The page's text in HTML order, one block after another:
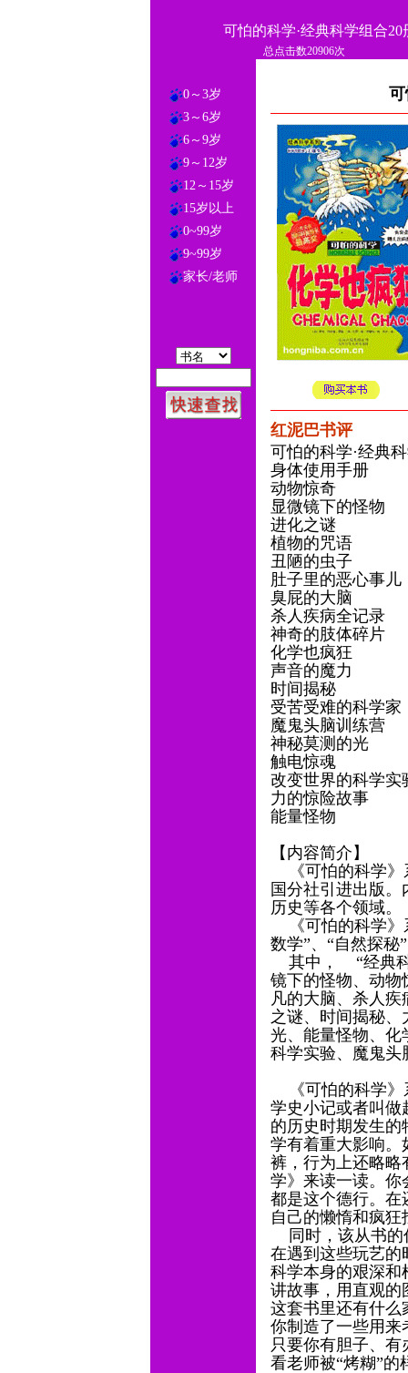
可怕的科学·经典科学组合20
总点击数20906次
0～3岁
3～6岁
6～9岁
9～12岁
12～15岁
15岁以上
0~99岁
9~99岁
家长/老师
可
红泥巴书评
可怕的科学·经典
身体使用手册
动物惊奇
显微镜下的怪物
进化之谜
植物的咒语
丑陋的虫子
肚子里的恶心事儿
臭屁的大脑
杀人疾病全记录
神奇的肢体碎片
化学也疯狂
声音的魔力
时间揭秘
受苦受难的科学家
魔鬼头脑训练营
神秘莫测的光
触电惊魂
改变世界的科学
力的惊险故事
能量怪物
【内容简介】
《可怕的科学》
国分社引进出版
历史等各个领域。
《可怕的科学》
数学”、“自然探秘
其中， “经典科
镜下的怪物、动物
凡的大脑、杀人
之谜、时间揭秘
光、能量怪物、化
科学实验、魔鬼
《可怕的科学》
学史小记或者叫做
的历史时期发生
学有着重大影响。
裤，行为上还略略
学》来读一读。你
都是这个德行。在
自己的懒惰和疯
同时，该从书的
在遇到这些玩艺的
科学本身的艰深和
讲故事，用直观的
这套书里还有什么
你制造了一些用来
只要你有胆子、
看老师被“烤糊”